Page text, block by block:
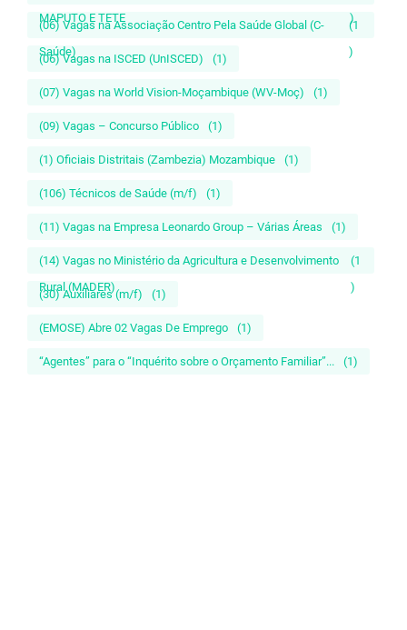
MAPUTO E TETE
)
(06) Vagas na Associação Centro Pela Saúde Global (C-
Saúde)
(1
)
(06) Vagas na ISCED (UnISCED) (1)
(07) Vagas na World Vision-Moçambique (WV-Moç) (1)
(09) Vagas – Concurso Público (1)
(1) Oficiais Distritais (Zambezia) Mozambique (1)
(106) Técnicos de Saúde (m/f) (1)
(11) Vagas na Empresa Leonardo Group – Várias Áreas (1)
(14) Vagas no Ministério da Agricultura e Desenvolvimento
Rural (MADER)
(1
)
(30) Auxiliares (m/f) (1)
(EMOSE) Abre 02 Vagas De Emprego (1)
“Agentes” para o “Inquérito sobre o Orçamento Familiar”... (1)